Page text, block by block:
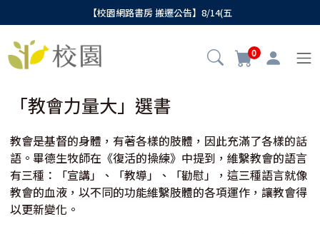
【校園網路書房 搬遷公告】8/14(五
0
「教會力量大」選書
教會是基督的身體，有著各樣的肢體，因此充滿了各樣的話
語。畢德生牧師在《復活的操練》中提到，維繫教會的語言
有三種：「宣講」、「教導」、「勸慰」，這三種語言就像
教會的血液，以不同的功能維繫肢體的各項運作，讓教會得
以更新變化。